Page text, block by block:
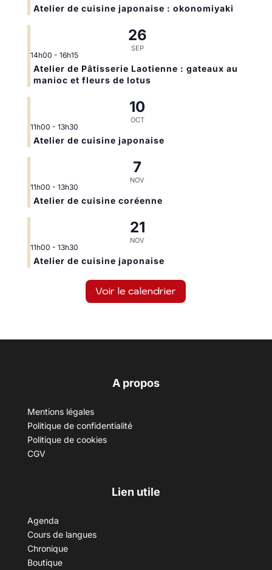
Atelier de cuisine japonaise : okonomiyaki
26
SEP
14h00 - 16h15
Atelier de Pâtisserie Laotienne : gateaux au
manioc et fleurs de lotus
10
OCT
11h00 - 13h30
Atelier de cuisine japonaise
7
NOV
11h00 - 13h30
Atelier de cuisine coréenne
21
NOV
11h00 - 13h30
Atelier de cuisine japonaise
Voir le calendrier
A propos
Mentions légales
Politique de confidentialité
Politique de cookies
CGV
Lien utile
Agenda
Cours de langues
Chronique
Boutique